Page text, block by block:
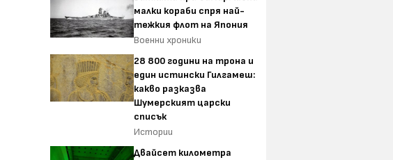
малки кораби спря най-
тежкия флот на Япония
Военни хроники
28 800 години на трона и
един истински Гилгамеш:
какво разказва
Шумерският царски
списък
Истории
Двайсет километра